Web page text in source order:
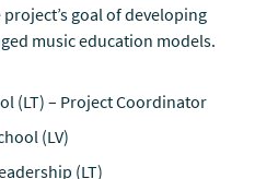
goal of developing
music education models.
(LT) – Project Coordinator
(LV)
(LT)